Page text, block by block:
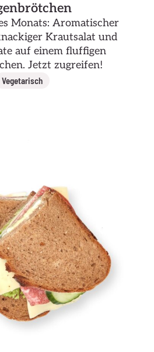
Monats: Aromatischer
Krautsalat und
auf einem fluffigen
Jetzt zugreifen!
Vegetarisch